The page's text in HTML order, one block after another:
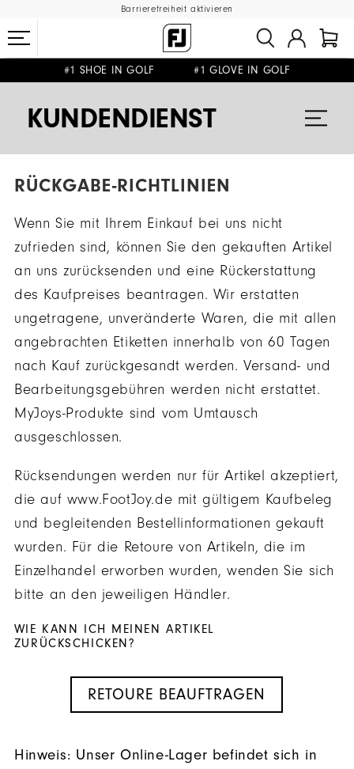
Barrierefreiheit aktivieren
#1 SHOE IN GOLF #1 GLOVE IN GOLF
KUNDENDIENST
RÜCKGABE-RICHTLINIEN
Wenn Sie mit Ihrem Einkauf bei uns nicht
zufrieden sind, können Sie den gekauften Artikel
an uns zurücksenden und eine Rückerstattung
des Kaufpreises beantragen. Wir erstatten
ungetragene, unveränderte Waren, die mit allen
angebrachten Etiketten innerhalb von 60 Tagen
nach Kauf zurückgesandt werden. Versand- und
Bearbeitungsgebühren werden nicht erstattet.
MyJoys-Produkte sind vom Umtausch
ausgeschlossen.
Rücksendungen werden nur für Artikel akzeptiert,
die auf www.FootJoy.de mit gültigem Kaufbeleg
und begleitenden Bestellinformationen gekauft
wurden. Für die Retoure von Artikeln, die im
Einzelhandel erworben wurden, wenden Sie sich
bitte an den jeweiligen Händler.
WIE KANN ICH MEINEN ARTIKEL
ZURÜCKSCHICKEN?
RETOURE BEAUFTRAGEN
Hinweis: Unser Online-Lager befindet sich in